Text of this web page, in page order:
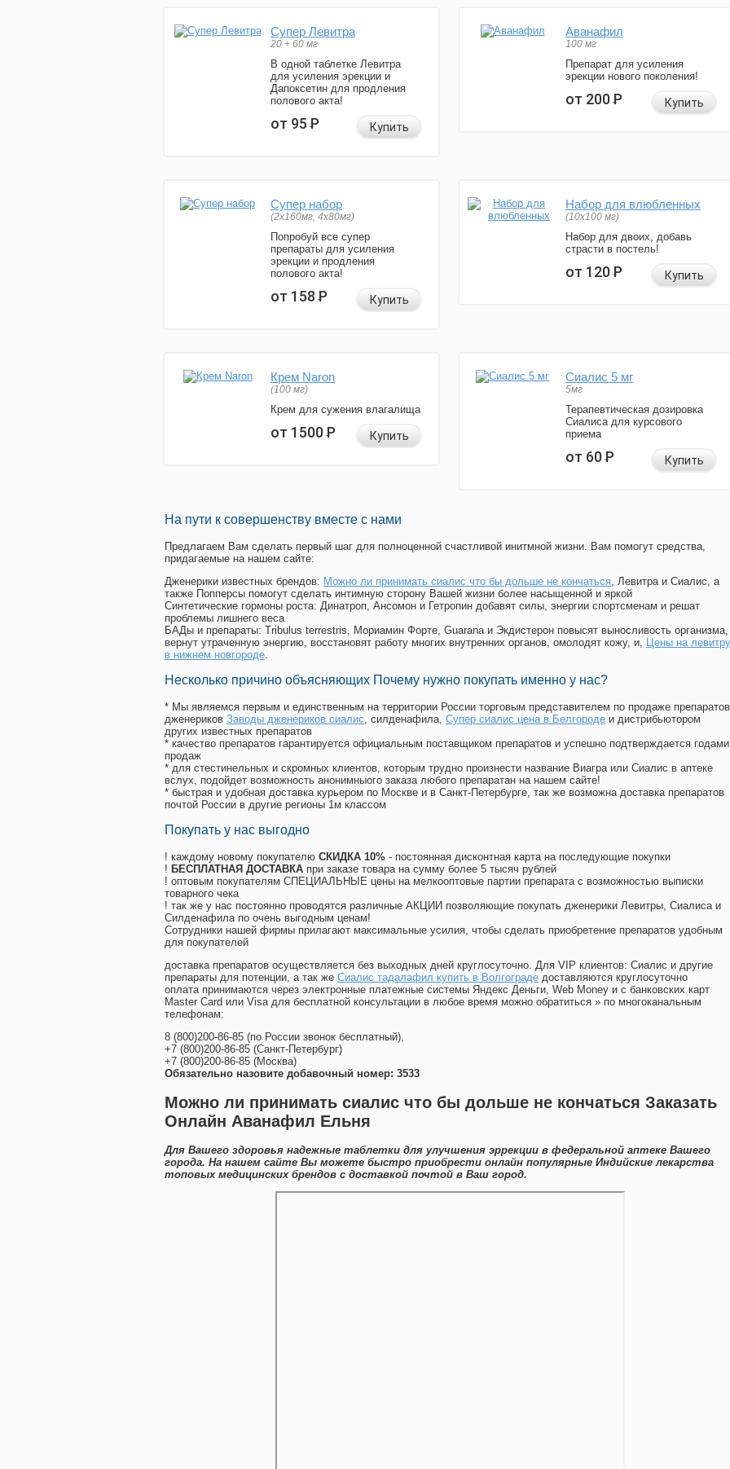
Супер Левитра
20 + 60 мг
В одной таблетке Левитра
для усиления эрекции и
Дапоксетин для продления
полового акта!
от 95Р Купить
Аванафил
100 мг
Препарат для усиления
эрекции нового поколения!
от 200Р Купить
Супер набор
(2х160мг, 4х80мг)
Попробуй все супер
препараты для усиления
эрекции и продления
полового акта!
от 158Р Купить
Набор для влюбленных
(10х100 мг)
Набор для двоих, добавь
страсти в постель!
от 120Р Купить
Крем Naron
(100 мг)
Крем для сужения влагалища
от 1500Р Купить
Сиалис 5 мг
5мг
Терапевтическая дозировка
Сиалиса для курсового
приема
от 60Р Купить
На пути к совершенству вместе с нами
Предлагаем Вам сделать первый шаг для полноценной счастливой инитмной жизни. Вам помогут средства,
придагаемые на нашем сайте:
Дженерики известных брендов: Можно ли принимать сиалис что бы дольше не кончаться, Левитра и Сиалис, а
также Попперсы помогут сделать интимную сторону Вашей жизни более насыщенной и яркой
Синтетические гормоны роста: Динатроп, Ансомон и Гетропин добавят силы, энергии спортсменам и решат
проблемы лишнего веса
БАДы и препараты: Tribulus terrestris, Мориамин Форте, Guarana и Экдистерон повысят выносливость организма,
вернут утраченную энергию, восстановят работу многих внутренних органов, омолодят кожу, и, Цены на левитру
в нижнем новгороде.
Несколько причино объясняющих Почему нужно покупать именно у нас?
* Мы являемся первым и единственным на территории России торговым представителем по продаже препаратов
дженериков Заводы дженериков сиалис, силденафила, Супер сиалис цена в Белгороде и дистрибьютором
других известных препаратов
* качество препаратов гарантируется официальным поставщиком препаратов и успешно подтверждается годами
продаж
* для стестинельных и скромных клиентов, которым трудно произнести название Виагра или Сиалис в аптеке
вслух, подойдет возможность анонимныого заказа любого препаратан на нашем сайте!
* быстрая и удобная доставка курьером по Москве и в Санкт-Петербурге, так же возможна доставка препаратов
почтой России в другие регионы 1м классом
Покупать у нас выгодно
! каждому новому покупателю СКИДКА 10% - постоянная дисконтная карта на последующие покупки
! БЕСПЛАТНАЯ ДОСТАВКА при заказе товара на сумму более 5 тысяч рублей
! оптовым покупателям СПЕЦИАЛЬНЫЕ цены на мелкооптовые партии препарата с возможностью выписки
товарного чека
! так же у нас постоянно проводятся различные АКЦИИ позволяющие покупать дженерики Левитры, Сиалиса и
Силденафила по очень выгодным ценам!
Cотрудники нашей фирмы прилагают максимальные усилия, чтобы сделать приобретение препаратов удобным
для покупателей
доставка препаратов осуществляется без выходных дней круглосуточно. Для VIP клиентов: Сиалис и другие
препараты для потенции, а так же Сиалис тадалафил купить в Волгограде доставляются круглосуточно
оплата принимаются через электронные платежные системы Яндекс Деньги, Web Money и с банковских карт
Master Card или Visa для бесплатной консультации в любое время можно обратиться » по многоканальным
телефонам:
8 (800)200-86-85 (по России звонок бесплатный),
+7 (800)200-86-85 (Санкт-Петербург)
+7 (800)200-86-85 (Москва)
Обязательно назовите добавочный номер: 3533
Можно ли принимать сиалис что бы дольше не кончаться Заказать
Онлайн Аванафил Ельня
Для Вашего здоровья надежные таблетки для улучшения эррекции в федеральной аптеке Вашего
города. На нашем сайте Вы можете быстро приобрести онлайн популярные Индийские лекарства
топовых медицинских брендов с доставкой почтой в Ваш город.